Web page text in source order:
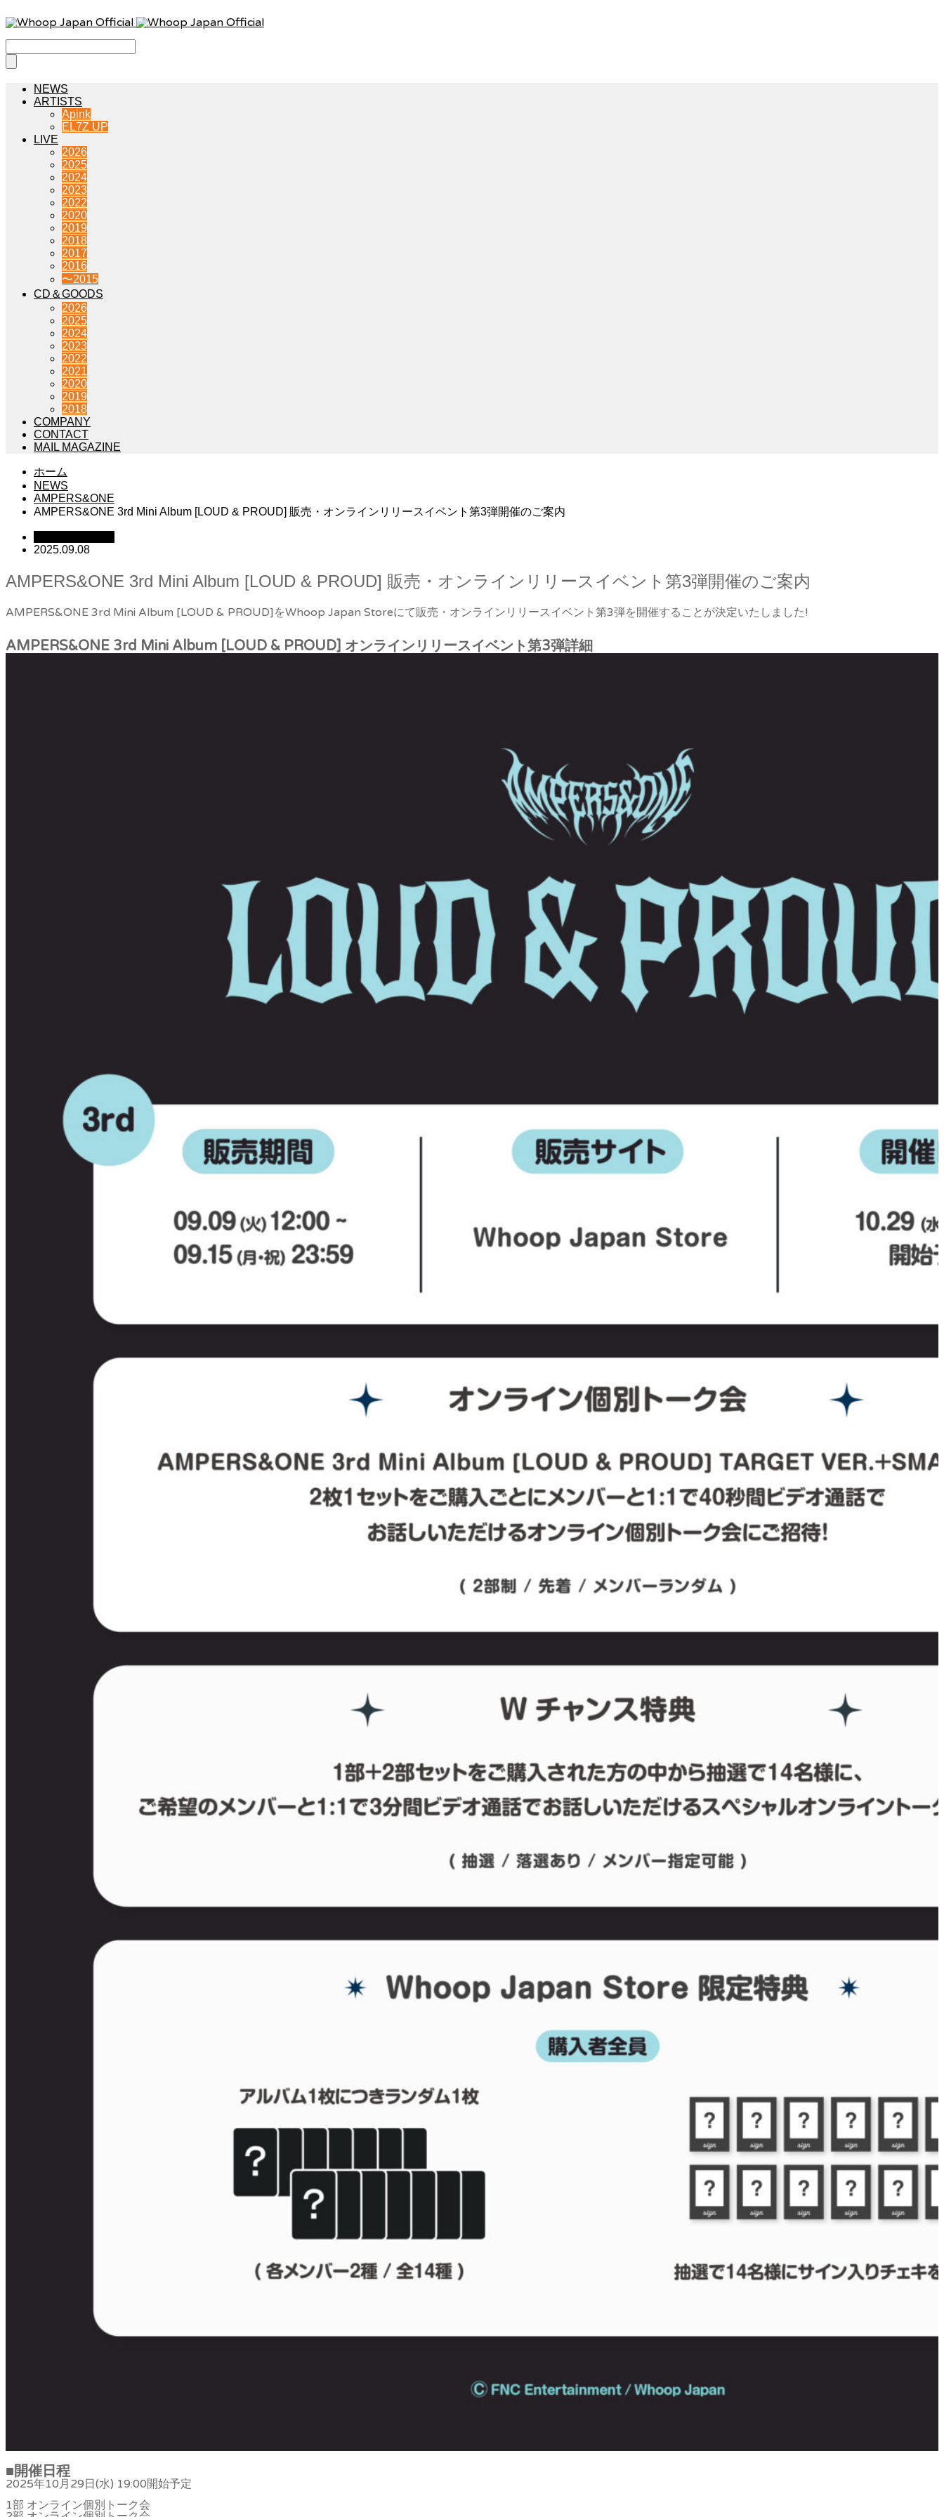
NEWS
ARTISTS
Apink
EL7Z UP
LIVE
2026
2025
2024
2023
2022
2020
2019
2018
2017
2016
〜2015
CD＆GOODS
2026
2025
2024
2023
2022
2021
2020
2019
2018
COMPANY
CONTACT
MAIL MAGAZINE
ホーム
NEWS
AMPERS&ONE
AMPERS&ONE 3rd Mini Album [LOUD & PROUD] 販売・オンラインリリースイベント第3弾開催のご案内
2025.09.08
AMPERS&ONE 3rd Mini Album [LOUD & PROUD] 販売・オンラインリリースイベント第3弾開催のご案内
AMPERS&ONE 3rd Mini Album [LOUD & PROUD]をWhoop Japan Storeにて販売・オンラインリリースイベント第3弾を開催することが決定いたしました!
AMPERS&ONE 3rd Mini Album [LOUD & PROUD] オンラインリリースイベント第3弾詳細
■開催日程
2025年10月29日(水) 19:00開始予定
1部 オンライン個別トーク会